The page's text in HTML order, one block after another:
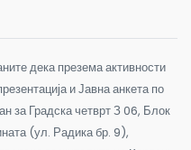
дека презема активности
и Јавна анкета по
за Градска четврт З 06, Блок
(ул. Радика бр. 9),